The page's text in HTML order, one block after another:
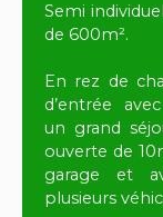
Semi
de 600m².
En rez de
d’entrée
un grand
ouverte de
garage et
plusieurs